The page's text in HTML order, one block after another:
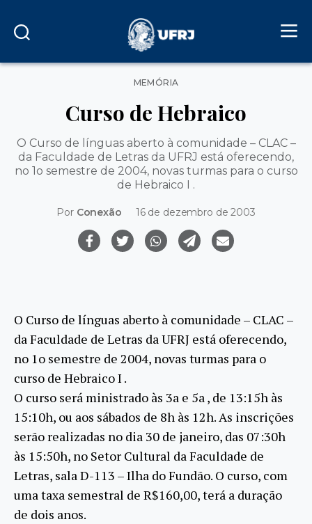
Categorias
MEMÓRIA
Curso de Hebraico
O Curso de línguas aberto à comunidade – CLAC –
da Faculdade de Letras da UFRJ está oferecendo,
no 1o semestre de 2004, novas turmas para o curso
de Hebraico I .
Por Conexão 16 de dezembro de 2003
O Curso de línguas aberto à comunidade – CLAC –
da Faculdade de Letras da UFRJ está oferecendo,
no 1o semestre de 2004, novas turmas para o
curso de Hebraico I .
O curso será ministrado às 3a e 5a , de 13:15h às
15:10h, ou aos sábados de 8h às 12h. As inscrições
serão realizadas no dia 30 de janeiro, das 07:30h
às 15:50h, no Setor Cultural da Faculdade de
Letras, sala D-113 – Ilha do Fundão. O curso, com
uma taxa semestral de R$160,00, terá a duração
de dois anos.